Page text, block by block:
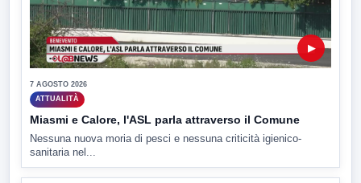
▶
7 AGOSTO 2026
ATTUALITÀ
Miasmi e Calore, l'ASL parla attraverso il Comune
Nessuna nuova moria di pesci e nessuna criticità igienico-
sanitaria nel...